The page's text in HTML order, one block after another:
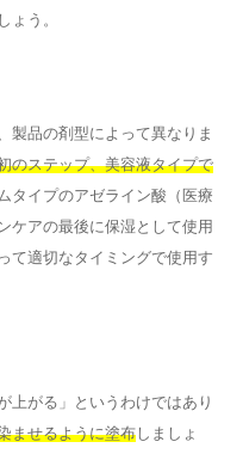
ょう。
製品の剤型によって異なりま
のステップ、美容液タイプで
タイプのアゼライン酸（医療
ケアの最後に保湿として使用
て適切なタイミングで使用す
上がる」というわけではあり
ませるように塗布 しましょ